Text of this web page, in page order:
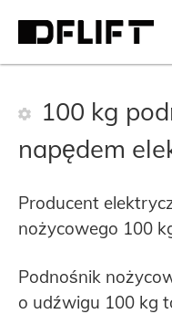
100 kg
napędem
Producent
nożycowego 100
Podnośnik
o udźwigu 100 kg